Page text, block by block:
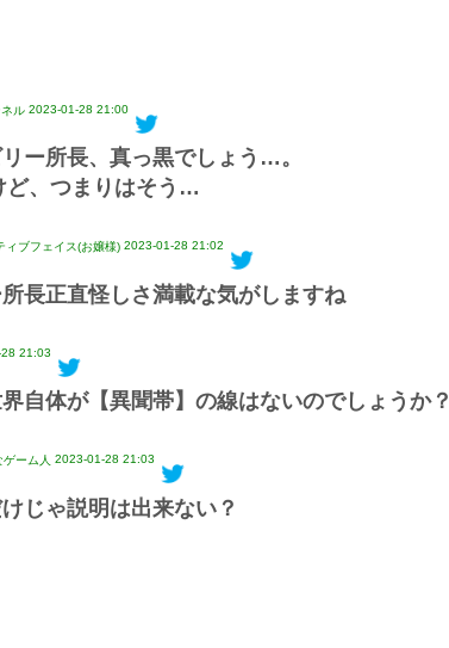
ル 2023-01-28 21:00
ー所長、真っ黒でしょう…。
ど、つまりはそう…
ィブフェイス(お嬢様) 2023-01-28 21:02
長正直怪しさ満載な気がしますね
21:03
自体が【異聞帯】の線はないのでしょうか？
ーム人 2023-01-28 21:03
じゃ説明は出来ない？